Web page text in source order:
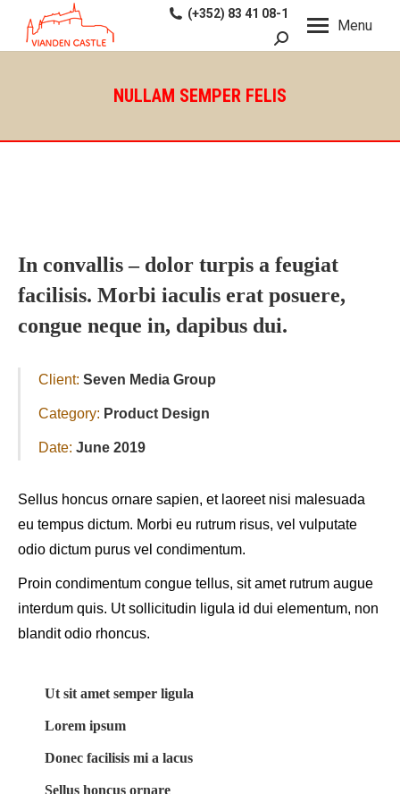
Menu
(+352) 83 41 08-1
Recherche
NULLAM SEMPER FELIS
In convallis – dolor turpis a feugiat
facilisis. Morbi iaculis erat posuere,
congue neque in, dapibus dui.
Client: Seven Media Group
Category: Product Design
Date: June 2019
Sellus honcus ornare sapien, et laoreet nisi malesuada
eu tempus dictum. Morbi eu rutrum risus, vel vulputate
odio dictum purus vel condimentum.
Proin condimentum congue tellus, sit amet rutrum augue
interdum quis. Ut sollicitudin ligula id dui elementum, non
blandit odio rhoncus.
Ut sit amet semper ligula
Lorem ipsum
Donec facilisis mi a lacus
Sellus honcus ornare